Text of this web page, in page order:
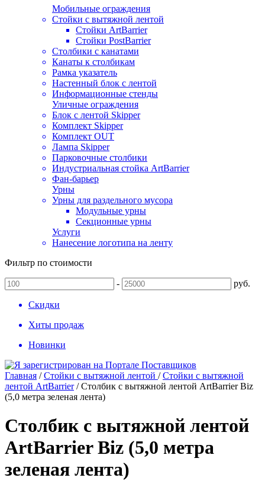
Мобильные ограждения
Стойки с вытяжной лентой
Стойки ArtBarrier
Стойки PostBarrier
Столбики с канатами
Канаты к столбикам
Рамка указатель
Настенный блок с лентой
Информационные стенды
Уличные ограждения
Блок с лентой Skipper
Комплект Skipper
Комплект OUT
Лампа Skipper
Парковочные столбики
Индустриальная стойка ArtBarrier
Фан-барьер
Урны
Урны для раздельного мусора
Модульные урны
Секционные урны
Услуги
Нанесение логотипа на ленту
Фильтр по стоимости
- руб.
Скидки
Хиты продаж
Новинки
Главная /Стойки с вытяжной лентой /Стойки с вытяжной
лентой ArtBarrier/Столбик с вытяжной лентой ArtBarrier Biz
(5,0 метра зеленая лента)
Столбик с вытяжной лентой
ArtBarrier Biz (5,0 метра
зеленая лента)